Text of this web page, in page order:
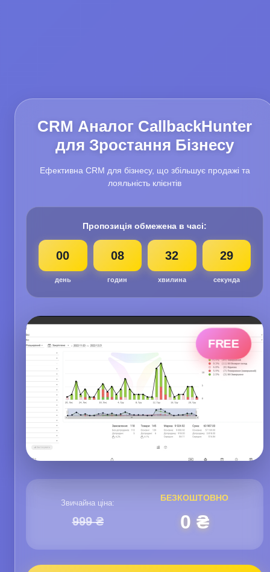
CRM Аналог CallbackHunter
для Зростання Бізнесу
Ефективна CRM для бізнесу, що збільшує продажі та
лояльність клієнтів
Пропозиція обмежена в часі:
00
день
08
годин
32
хвилина
27
секунда
FREE
Звичайна ціна:
999 ₴
БЕЗКОШТОВНО
0 ₴